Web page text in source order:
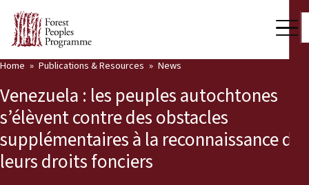
Our Work
Community Voices
Partners & Countries
Latest News
Home Publications & Resources News
Venezuela : les peuples autochtones
s’élèvent contre des obstacles
supplémentaires à la reconnaissance de
leurs droits fonciers